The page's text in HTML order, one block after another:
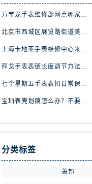
万宝龙手表维修部网点哪家好(万宝龙手表售后维修服务专业、快捷、可靠的推荐)
北京市西城区展览路街道美度手表维修点地址电话查询
上海卡地亚手表维修中心来教你如何处理卡地亚手表走停的故障？
拜戈手表表链长度调节方法详解
七个星期五手表表扣日常保养指南
宝珀表壳划痕怎么办？不要慌，上海宝珀手表维修中心来帮忙
分类标签
萧邦